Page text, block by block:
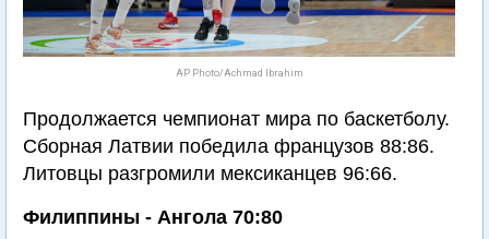
AP Photo/Achmad Ibrahim
Продолжается чемпионат мира по баскетболу.
Сборная Латвии победила французов 88:86.
Литовцы разгромили мексиканцев 96:66.
Филиппины - Ангола 70:80